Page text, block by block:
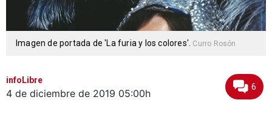
Imagen de portada de 'La furia y los colores'. Curro Rosón
infoLibre
4 de diciembre de 2019 05:00h
6